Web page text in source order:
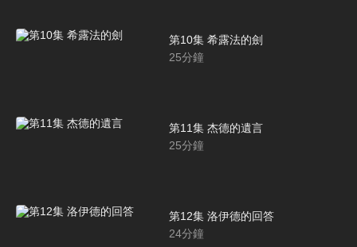
第10集 希露法的劍
25分鐘
第11集 杰德的遺言
25分鐘
第12集 洛伊德的回答
24分鐘